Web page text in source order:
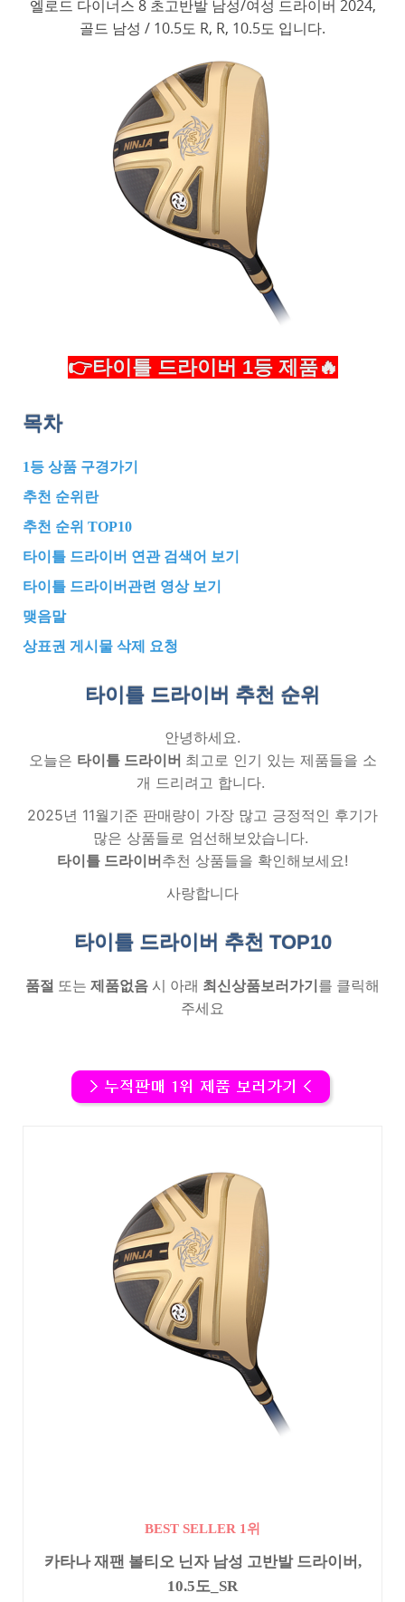
엘로드 다이너스 8 초고반발 남성/여성 드라이버 2024,
골드 남성 / 10.5도 R, R, 10.5도 입니다.
👉타이틀 드라이버 1등 제품🔥
목차
1등 상품 구경가기
추천 순위란
추천 순위 TOP10
타이틀 드라이버 연관 검색어 보기
타이틀 드라이버관련 영상 보기
맺음말
상표권 게시물 삭제 요청
타이틀 드라이버 추천 순위
안녕하세요.
오늘은 타이틀 드라이버 최고로 인기 있는 제품들을 소
개 드리려고 합니다.
2025년 11월기준 판매량이 가장 많고 긍정적인 후기가
많은 상품들로 엄선해보았습니다.
타이틀 드라이버추천 상품들을 확인해보세요!
사랑합니다
타이틀 드라이버 추천 TOP10
품절 또는 제품없음 시 아래 최신상품보러가기 를 클릭해
주세요
BEST SELLER 1위
카타나 재팬 볼티오 닌자 남성 고반발 드라이버,
10.5도_SR